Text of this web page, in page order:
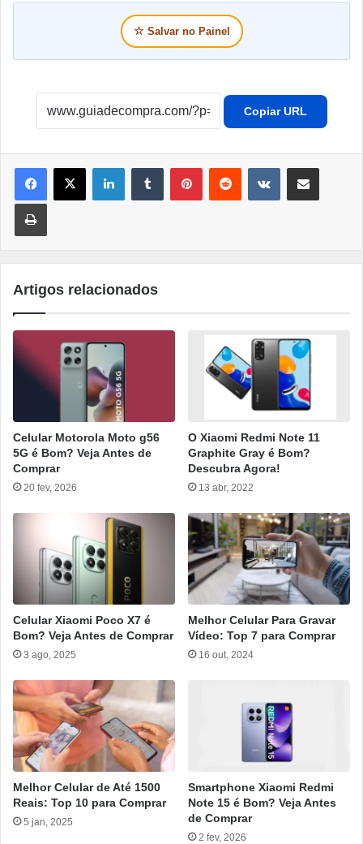
☆ Salvar no Painel
Copiar URL
LinkedinTumblr PinterestReddit VK Compartilhar por e-mail
Imprimir
Artigos relacionados
Celular Motorola Moto g56
5G é Bom? Veja Antes de
Comprar
20 fev, 2026
O Xiaomi Redmi Note 11
Graphite Gray é Bom?
Descubra Agora!
13 abr, 2022
Celular Xiaomi Poco X7 é
Bom? Veja Antes de Comprar
3 ago, 2025
Melhor Celular Para Gravar
Vídeo: Top 7 para Comprar
16 out, 2024
Melhor Celular de Até 1500
Reais: Top 10 para Comprar
5 jan, 2025
Smartphone Xiaomi Redmi
Note 15 é Bom? Veja Antes
de Comprar
2 fev, 2026